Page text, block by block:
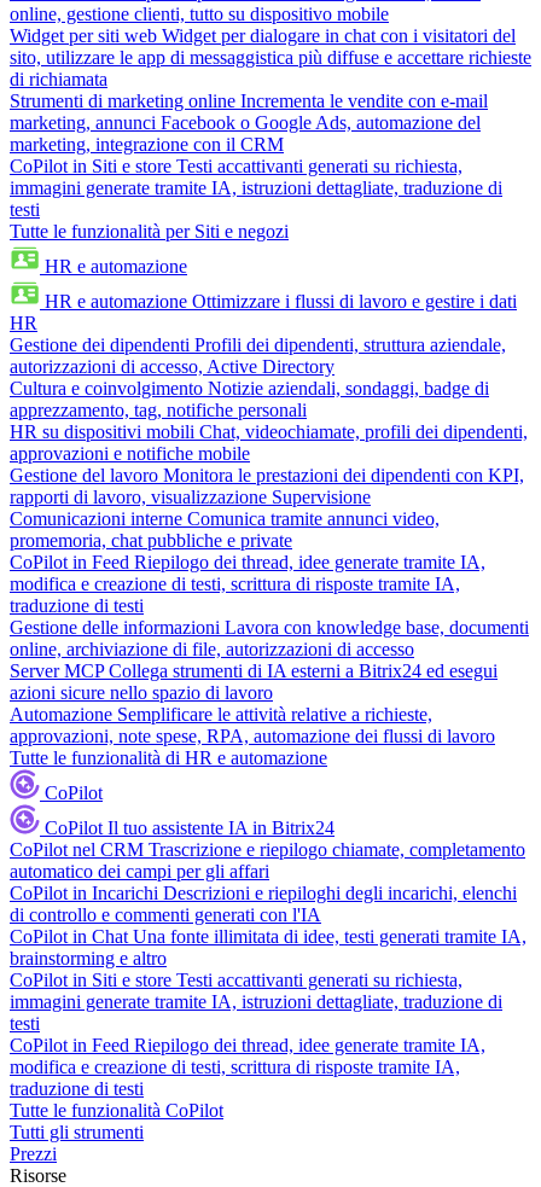
online, gestione clienti, tutto su dispositivo mobile
Widget per siti web Widget per dialogare in chat con i visitatori del
sito, utilizzare le app di messaggistica più diffuse e accettare richieste
di richiamata
Strumenti di marketing online Incrementa le vendite con e-mail
marketing, annunci Facebook o Google Ads, automazione del
marketing, integrazione con il CRM
CoPilot in Siti e store Testi accattivanti generati su richiesta,
immagini generate tramite IA, istruzioni dettagliate, traduzione di
testi
Tutte le funzionalità per Siti e negozi
HR e automazione
HR e automazione Ottimizzare i flussi di lavoro e gestire i dati
HR
Gestione dei dipendenti Profili dei dipendenti, struttura aziendale,
autorizzazioni di accesso, Active Directory
Cultura e coinvolgimento Notizie aziendali, sondaggi, badge di
apprezzamento, tag, notifiche personali
HR su dispositivi mobili Chat, videochiamate, profili dei dipendenti,
approvazioni e notifiche mobile
Gestione del lavoro Monitora le prestazioni dei dipendenti con KPI,
rapporti di lavoro, visualizzazione Supervisione
Comunicazioni interne Comunica tramite annunci video,
promemoria, chat pubbliche e private
CoPilot in Feed Riepilogo dei thread, idee generate tramite IA,
modifica e creazione di testi, scrittura di risposte tramite IA,
traduzione di testi
Gestione delle informazioni Lavora con knowledge base, documenti
online, archiviazione di file, autorizzazioni di accesso
Server MCP Collega strumenti di IA esterni a Bitrix24 ed esegui
azioni sicure nello spazio di lavoro
Automazione Semplificare le attività relative a richieste,
approvazioni, note spese, RPA, automazione dei flussi di lavoro
Tutte le funzionalità di HR e automazione
CoPilot
CoPilot Il tuo assistente IA in Bitrix24
CoPilot nel CRM Trascrizione e riepilogo chiamate, completamento
automatico dei campi per gli affari
CoPilot in Incarichi Descrizioni e riepiloghi degli incarichi, elenchi
di controllo e commenti generati con l'IA
CoPilot in Chat Una fonte illimitata di idee, testi generati tramite IA,
brainstorming e altro
CoPilot in Siti e store Testi accattivanti generati su richiesta,
immagini generate tramite IA, istruzioni dettagliate, traduzione di
testi
CoPilot in Feed Riepilogo dei thread, idee generate tramite IA,
modifica e creazione di testi, scrittura di risposte tramite IA,
traduzione di testi
Tutte le funzionalità CoPilot
Tutti gli strumenti
Prezzi
Risorse